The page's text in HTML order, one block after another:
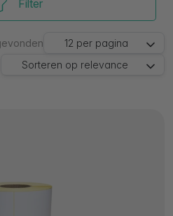
Filter
12 per pagina
Sorteren op relevance